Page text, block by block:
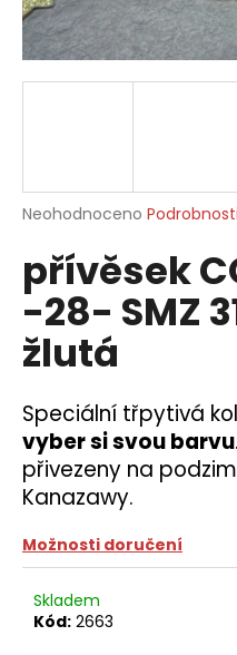
Průměrné
produktu
je
0,0
z
5
hvězdiček.
Neohodnoceno
přívěsek
-28- SMZ
žlutá
Speciální třpytivá
vyber si svou barvu
přivezeny na
Kanazawy.
Možnosti doručení
Skladem
Kód: 2663
a
j
í
D
p
o
r
u
č
j
e
m
e